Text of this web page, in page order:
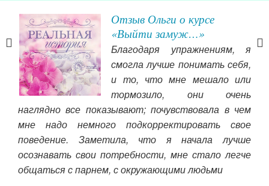
Отзыв Ольги о курсе
«Выйти замуж…»
Благодаря упражнениям, я
смогла лучше понимать себя,
и то, что мне мешало или
тормозило, они очень
наглядно все показывают; почувствовала в чем
мне надо немного подкорректировать свое
поведение. Заметила, что я начала лучше
осознавать свои потребности, мне стало легче
общаться с парнем, с окружающими людьми